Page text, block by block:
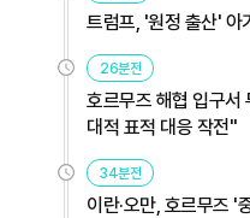
트럼프, '원정 출산' 아
26분전
호르무즈 해협 입구
대적 표적 대응 작전"
34분전
이란·오만, 호르무즈 '